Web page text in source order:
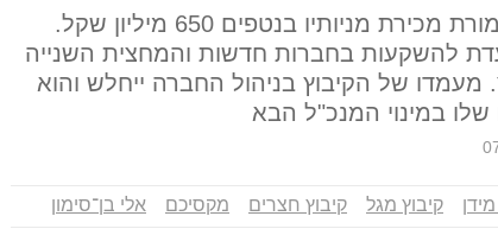
קיבוץ חצרים יקבל תמורת מכירת מניותיו בנטפים 650 מיליון שקל.
להשקעות בחברות חדשות והמחצית השנייה
מעמדו של הקיבוץ בניהול החברה ייחלש והוא
שלו במינוי המנכ"ל הבא
קיבוץ מגל קיבוץ חצרים מקסיכם אלי בן־סימון